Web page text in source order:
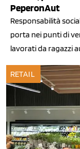
PeperonAut
Responsabilità
porta nei punti di
lavorati da ragazzi
RETAIL